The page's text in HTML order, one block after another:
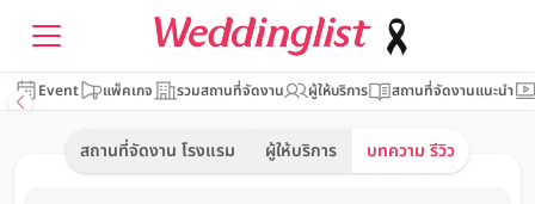
Event แพ็คเกจ รวมสถานที่จัดงาน ผู้ให้บริการ สถานที่จัดงานแนะนำ
สถานที่จัดงาน โรงแรม ผู้ให้บริการ บทความ รีวิว